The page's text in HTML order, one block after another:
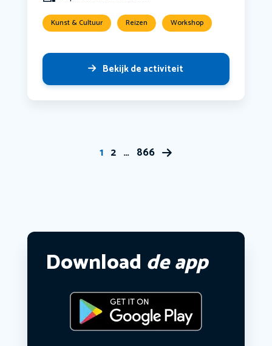
Kunst & Cultuur Reizen Workshop
Bekijk de activiteit
1 2 … 866
Download de app